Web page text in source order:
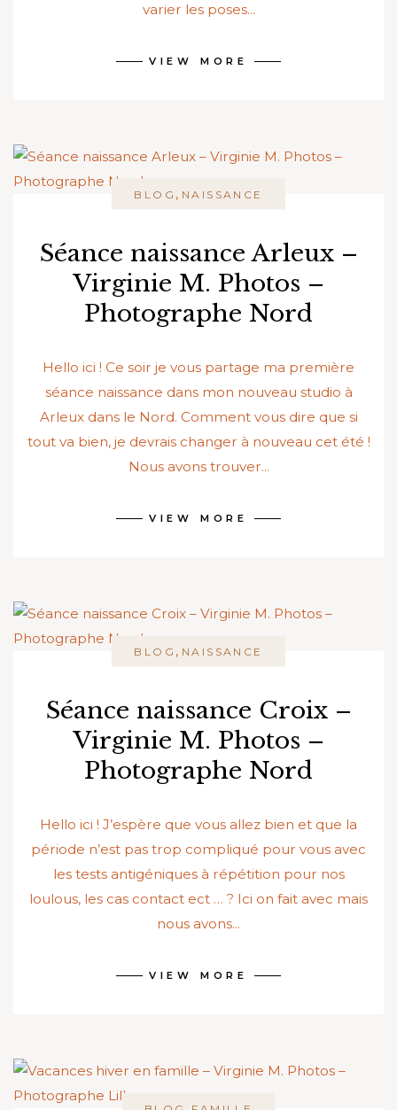
varier les poses...
VIEW MORE
BLOG , NAISSANCE
Séance naissance Arleux –
Virginie M. Photos –
Photographe Nord
Hello ici ! Ce soir je vous partage ma première
séance naissance dans mon nouveau studio à
Arleux dans le Nord. Comment vous dire que si
tout va bien, je devrais changer à nouveau cet été !
Nous avons trouver...
VIEW MORE
BLOG , NAISSANCE
Séance naissance Croix –
Virginie M. Photos –
Photographe Nord
Hello ici ! J’espère que vous allez bien et que la
période n’est pas trop compliqué pour vous avec
les tests antigéniques à répétition pour nos
loulous, les cas contact ect … ? Ici on fait avec mais
nous avons...
VIEW MORE